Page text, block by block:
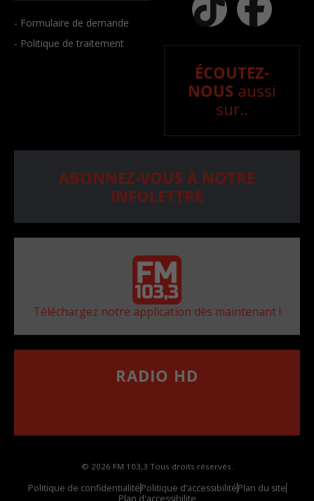
- Formulaire de demande
- Politique de traitement
ÉCOUTEZ-
NOUS aussi
sur..
ABONNEZ-VOUS À NOTRE
INFOLETTRE
Téléchargez notre application dès maintenant !
RADIO HD
© 2026 FM 103,3 Tous droits réservés.
Politique de confidentialitéPolitique d’accessibilitéPlan du site
Plan d'accessibilite